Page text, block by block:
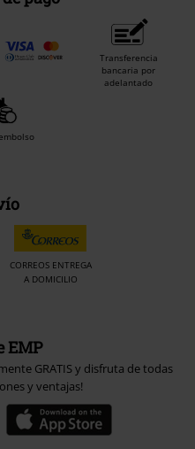
Transferencia
bancaria por
adelantado
CORREOS ENTREGA
A DOMICILIO
EMP
GRATIS y disfruta de todas
y ventajas!